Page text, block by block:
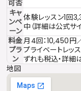
可否
キャ
ンペ
ーン
体験レッスン1回
中（詳細は公式サ
料金
プラ
ン
月4回：10,450円
プライベートレッ
ずれも税込・詳細
地図